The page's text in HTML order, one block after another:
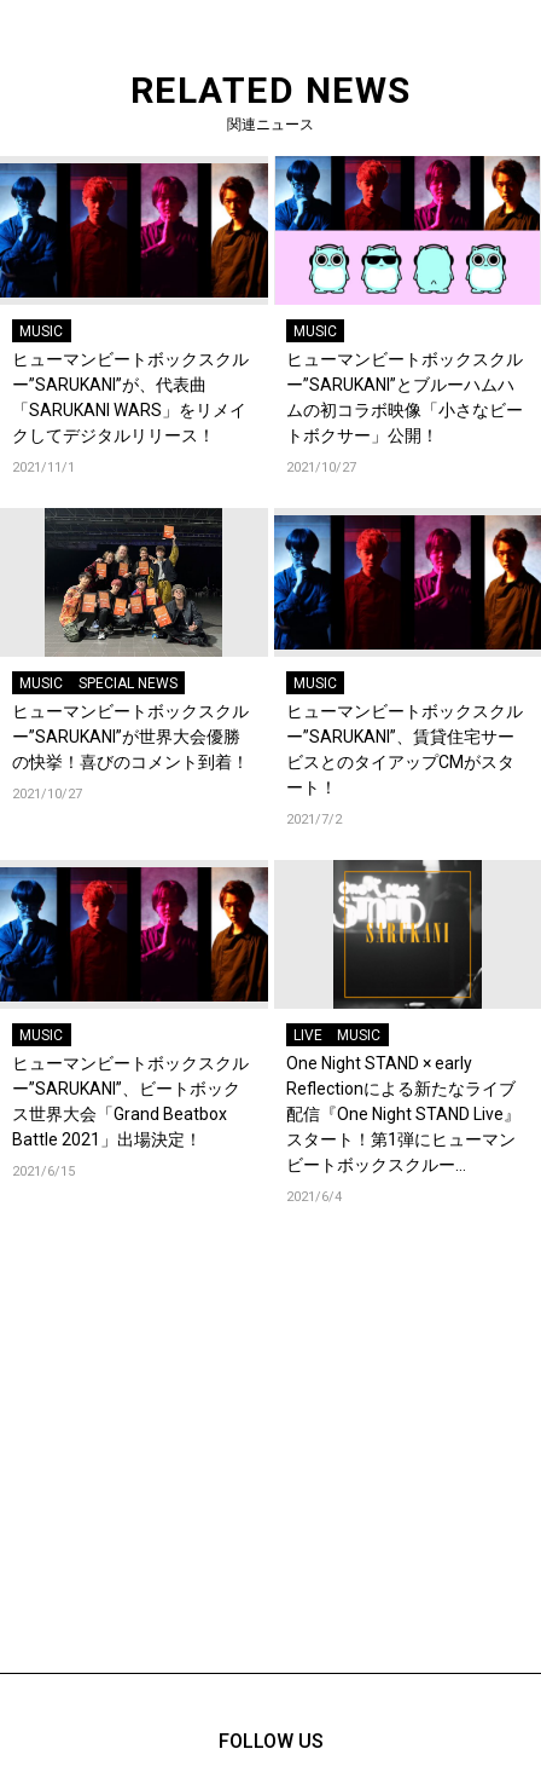
RELATED NEWS
関連ニュース
MUSIC
ヒューマンビートボックスクル
ー”SARUKANI”が、代表曲
「SARUKANI WARS」をリメイ
クしてデジタルリリース！
2021/11/1
MUSIC
ヒューマンビートボックスクル
ー”SARUKANI”とブルーハムハ
ムの初コラボ映像「小さなビー
トボクサー」公開！
2021/10/27
MUSIC SPECIAL NEWS
ヒューマンビートボックスクル
ー”SARUKANI”が世界大会優勝
の快挙！喜びのコメント到着！
2021/10/27
MUSIC
ヒューマンビートボックスクル
ー”SARUKANI”、賃貸住宅サー
ビスとのタイアップCMがスタ
ート！
2021/7/2
MUSIC
ヒューマンビートボックスクル
ー”SARUKANI”、ビートボック
ス世界大会「Grand Beatbox
Battle 2021」出場決定！
2021/6/15
LIVE MUSIC
One Night STAND × early
Reflectionによる新たなライブ
配信『One Night STAND Live』
スタート！第1弾にヒューマン
ビートボックスクルー
SARUKANIが登場！
2021/6/4
FOLLOW US